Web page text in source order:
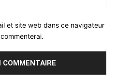
et site web dans ce navigateur